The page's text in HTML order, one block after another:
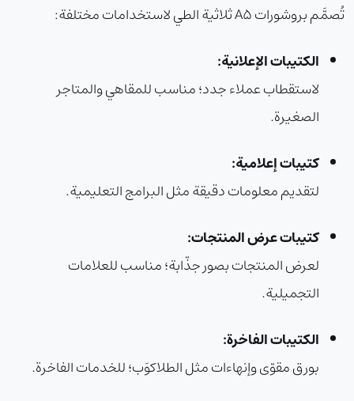
تُصمَّم بروشورات A5 ثلاثية الطي لاستخدامات مختلفة:
الكتيبات الإعلانية:
لاستقطاب عملاء جدد؛ مناسب للمقاهي والمتاجر
الصغيرة.
كتيبات إعلامية:
لتقديم معلومات دقيقة مثل البرامج التعليمية.
كتيبات عرض المنتجات:
لعرض المنتجات بصور جذّابة؛ مناسب للعلامات
التجميلية.
الكتيبات الفاخرة:
بورق مقوّى وإنهاءات مثل الطلاكوَب؛ للخدمات الفاخرة.